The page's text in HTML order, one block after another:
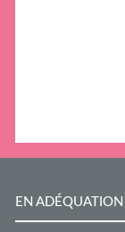
EN ADÉQUATION